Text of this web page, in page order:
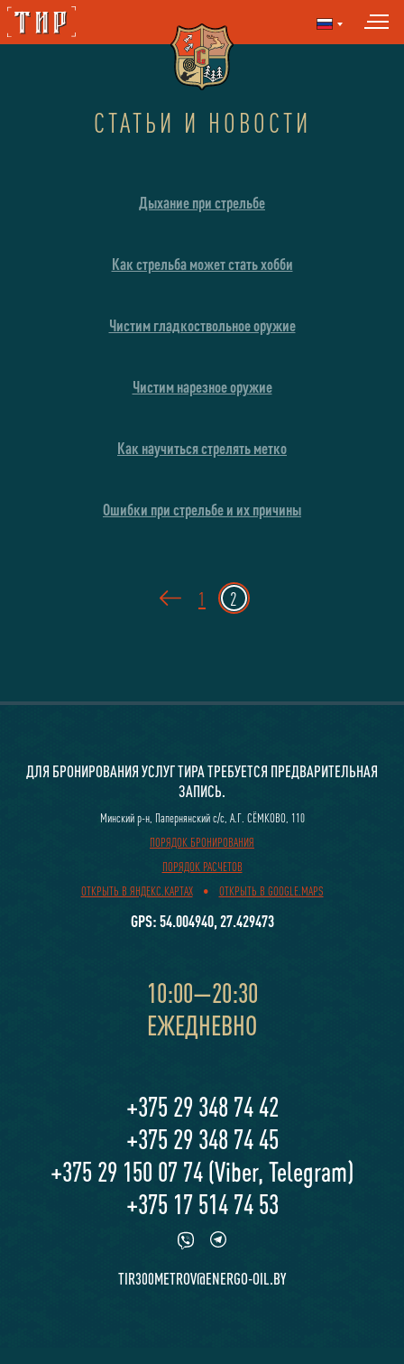
СТАТЬИ И НОВОСТИ
Дыхание при стрельбе
Как стрельба может стать хобби
Чистим гладкоствольное оружие
Чистим нарезное оружие
Как научиться стрелять метко
Ошибки при стрельбе и их причины
1 2
ДЛЯ БРОНИРОВАНИЯ УСЛУГ ТИРА ТРЕБУЕТСЯ ПРЕДВАРИТЕЛЬНАЯ
ЗАПИСЬ.
Минский р-н, Папернянский с/c, А.Г. CЁМКОВО, 110
ПОРЯДОК БРОНИРОВАНИЯ
ПОРЯДОК РАСЧЕТОВ
ОТКРЫТЬ В ЯНДЕКС.КАРТАХ
• ОТКРЫТЬ В GOOGLE.MAPS
GPS: 54.004940, 27.429473
10:00—20:30
ЕЖЕДНЕВНО
+375 29 348 74 42
+375 29 348 74 45
+375 29 150 07 74 (Viber, Telegram)
+375 17 514 74 53
TIR300METROV@ENERGO-OIL.BY